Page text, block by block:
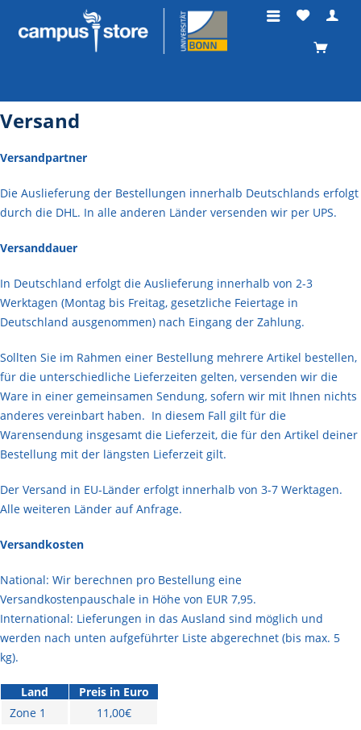
Versand
Versandpartner
Die Auslieferung der Bestellungen innerhalb Deutschlands erfolgt
durch die DHL. In alle anderen Länder versenden wir per UPS.
Versanddauer
In Deutschland erfolgt die Auslieferung innerhalb von 2-3
Werktagen (Montag bis Freitag, gesetzliche Feiertage in
Deutschland ausgenommen) nach Eingang der Zahlung.
Sollten Sie im Rahmen einer Bestellung mehrere Artikel bestellen,
für die unterschiedliche Lieferzeiten gelten, versenden wir die
Ware in einer gemeinsamen Sendung, sofern wir mit Ihnen nichts
anderes vereinbart haben. In diesem Fall gilt für die
Warensendung insgesamt die Lieferzeit, die für den Artikel deiner
Bestellung mit der längsten Lieferzeit gilt.
Der Versand in EU-Länder erfolgt innerhalb von 3-7 Werktagen.
Alle weiteren Länder auf Anfrage.
Versandkosten
National: Wir berechnen pro Bestellung eine
Versandkostenpauschale in Höhe von EUR 7,95.
International: Lieferungen in das Ausland sind möglich und
werden nach unten aufgeführter Liste abgerechnet (bis max. 5
kg).
Land
Preis in Euro
Zone 1
11,00€